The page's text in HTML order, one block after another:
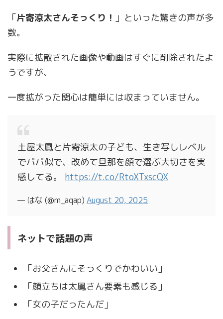
「片寄涼太さんそっくり！ 」といった驚きの声が多
数。
実際に拡散された画像や動画はすぐに削除されたよ
うですが、
一度拡がった関心は簡単には収まっていません。
土屋太鳳と片寄涼太の子ども、生き写しレベル
でパパ似で、改めて旦那を顔で選ぶ大切さを実
感してる。 https://t.co/RtoXTxscQX
— はな (@m_aqap) August 20, 2025
ネットで話題の声
「お父さんにそっくりでかわいい」
「顔立ちは太鳳さん要素も感じる」
「女の子だったんだ」